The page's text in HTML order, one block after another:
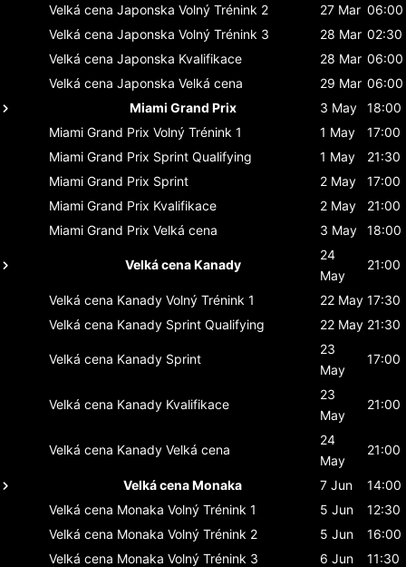
Velká cena Japonska Volný Trénink 2 27 Mar 06:00
Velká cena Japonska Volný Trénink 3 28 Mar 02:30
Velká cena Japonska Kvalifikace 28 Mar 06:00
Velká cena Japonska Velká cena 29 Mar 06:00
Miami Grand Prix
3 May
18:00
Miami Grand Prix Volný Trénink 1 1 May
17:00
Miami Grand Prix Sprint Qualifying 1 May
21:30
Miami Grand Prix Sprint 2 May
17:00
Miami Grand Prix Kvalifikace 2 May
21:00
Miami Grand Prix Velká cena 3 May 18:00
Velká cena Kanady
24
May
21:00
Velká cena Kanady Volný Trénink 1 22 May 17:30
Velká cena Kanady Sprint Qualifying 22 May 21:30
Velká cena Kanady Sprint
23
May
17:00
Velká cena Kanady Kvalifikace
23
May
21:00
Velká cena Kanady Velká cena
24
May
21:00
Velká cena Monaka 7 Jun
14:00
Velká cena Monaka Volný Trénink 1 5 Jun
12:30
Velká cena Monaka Volný Trénink 2 5 Jun
16:00
Velká cena Monaka Volný Trénink 3 6 Jun
11:30